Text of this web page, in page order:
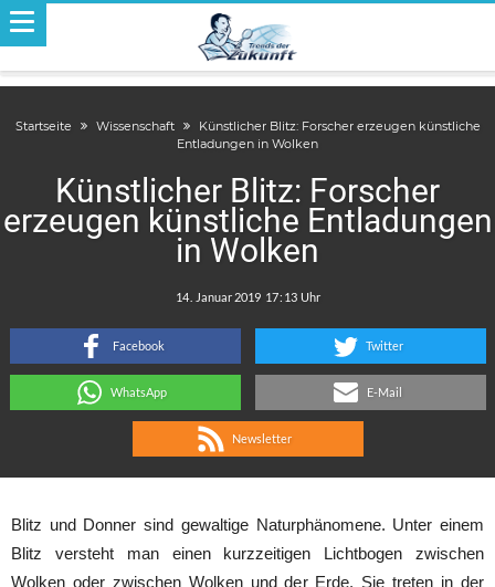
Startseite Wissenschaft
Künstlicher Blitz: Forscher erzeugen künstliche
Entladungen in Wolken
Künstlicher Blitz: Forscher
erzeugen künstliche Entladungen
in Wolken
:
Facebook Twitter
WhatsApp E-Mail
Newsletter
Blitz und Donner sind gewaltige Naturphänomene. Unter einem
Blitz versteht man einen kurzzeitigen Lichtbogen zwischen
Wolken oder zwischen Wolken und der Erde. Sie treten in der